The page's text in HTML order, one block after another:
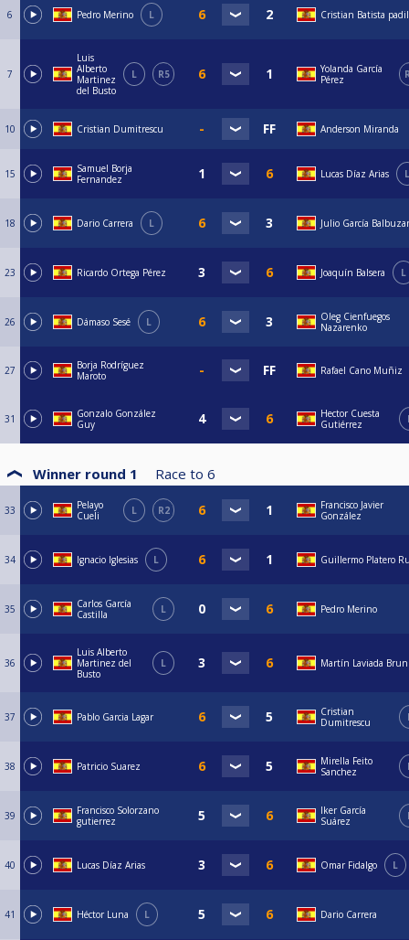
6 Pedro Merino L Cristian Batista
7
Luis
Alberto
Martinez
del Busto
L R5
Yolanda García
Pérez
10 Cristian Dumitrescu Anderson Miranda
15
Samuel Borja
Fernandez
Lucas Díaz Arias L
18 Dario Carrera L Julio García
23 Ricardo Ortega Pérez Joaquín Balsera L
26 Dámaso Sesé L
Oleg Cienfuegos
Nazarenko
27
Borja Rodríguez
Maroto
Rafael Cano Muñiz
31
Gonzalo González
Guy
Hector Cuesta
Gutiérrez
Winner round 1 Race to 6
33
Pelayo
Cueli
L R2
Francisco Javier
González
34 Ignacio Iglesias L Guillermo Platero
35
Carlos García
Castilla
L Pedro Merino
36
Luis Alberto
Martinez del
Busto
L Martín Laviada Brun
37 Pablo Garcia Lagar
Cristian
Dumitrescu
38 Patricio Suarez
Mirella Feito
Sanchez
39
Francisco Solorzano
gutierrez
Iker García
Suárez
40 Lucas Díaz Arias Omar Fidalgo L
41 Héctor Luna L Dario Carrera